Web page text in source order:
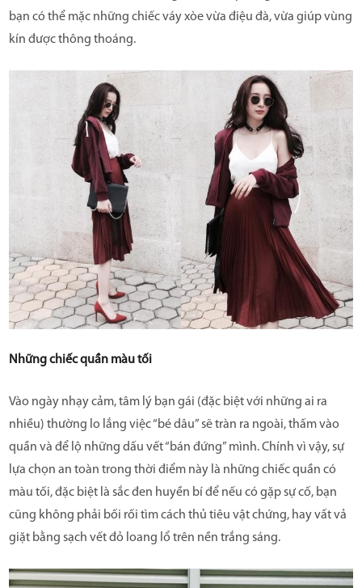
bạn có thể mặc những chiếc váy xòe vừa điệu đà, vừa giúp vùng
kín được thông thoáng.
Những chiếc quần màu tối
Vào ngày nhạy cảm, tâm lý bạn gái (đặc biệt với những ai ra
nhiều) thường lo lắng việc “bé dâu” sẽ tràn ra ngoài, thấm vào
quần và để lộ những dấu vết “bán đứng” mình. Chính vì vậy, sự
lựa chọn an toàn trong thời điểm này là những chiếc quần có
màu tối, đặc biệt là sắc đen huyền bí để nếu có gặp sự cố, bạn
cũng không phải bối rối tìm cách thủ tiêu vật chứng, hay vất vả
giặt bằng sạch vết đỏ loang lổ trên nền trắng sáng.